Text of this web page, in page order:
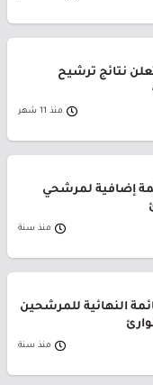
نتائج ترشيح
منذ 11 شهر
إضافية لمرشحي
منذ سنة
النهائية للمرشحين
منذ سنة